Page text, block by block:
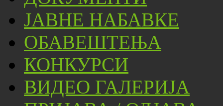
ЈАВНЕ НАБАВКЕ
ОБАВЕШТЕЊА
КОНКУРСИ
ВИДЕО ГАЛЕРИЈА